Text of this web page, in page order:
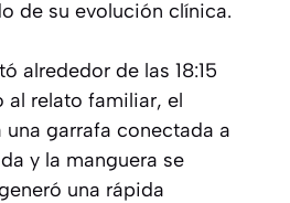
de su evolución clínica.
alrededor de las 18:15
al relato familiar, el
garrafa conectada a
y la manguera se
una rápida